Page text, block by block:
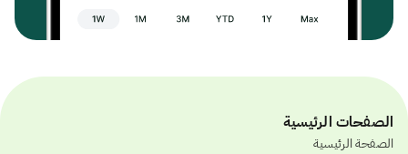
الصفحات الرئيسية
الصفحة الرئيسية